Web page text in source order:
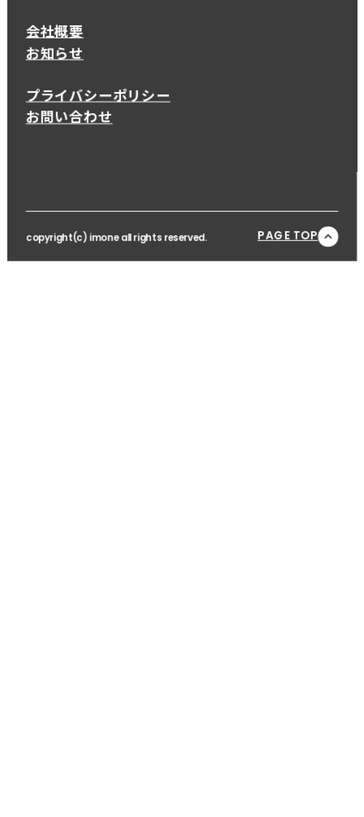
会社概要
お知らせ
プライバシーポリシー
お問い合わせ
copyright(c) imone all rights reserved. PAGE TOP